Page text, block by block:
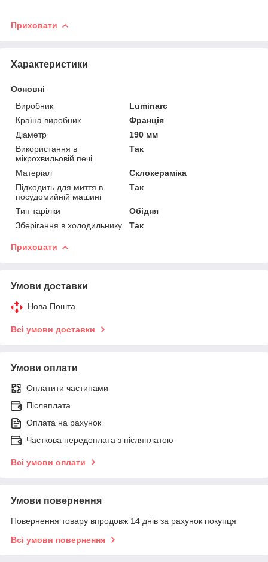
Приховати
Характеристики
Основні
Виробник
Luminarc
Країна виробник
Франція
Діаметр
190 мм
Використання в
мікрохвильовій печі
Так
Матеріал
Склокераміка
Підходить для миття в
посудомийній машині
Так
Тип тарілки
Обідня
Зберігання в холодильнику
Так
Приховати
Умови доставки
Нова Пошта
Всі умови доставки
Умови оплати
Оплатити частинами
Післяплата
Оплата на рахунок
Часткова передоплата з післяплатою
Всі умови оплати
Умови повернення
Повернення товару впродовж 14 днів за рахунок покупця
Всі умови повернення